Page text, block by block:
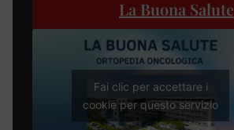
La Buona Salute
Fai clic per accettare i
cookie per questo servizio